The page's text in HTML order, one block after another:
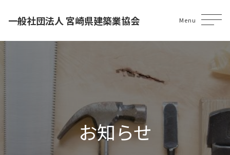
一般社団法人 宮崎県建築業協会 Menu
お知らせ